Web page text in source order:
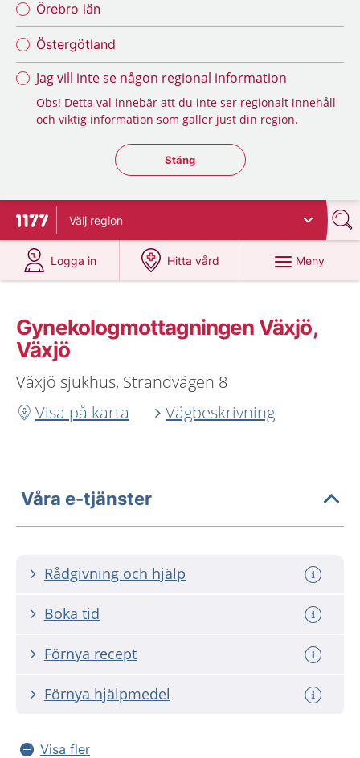
Örebro län
Östergötland
Jag vill inte se någon regional information
Obs! Detta val innebär att du inte ser regionalt innehåll
och viktig information som gäller just din region.
Stäng regionsväljaren
Stäng
Till startsidan för 1177
Välj region
Logga in
på 1177.se
Hitta vård
på 1177.se
Meny
Gynekologmottagningen Växjö,
Växjö
Växjö sjukhus, Strandvägen 8
Visa på karta
Vägbeskrivning
Våra e-tjänster
Rådgivning och hjälp
Boka tid
Förnya recept
Förnya hjälpmedel
Visa fler